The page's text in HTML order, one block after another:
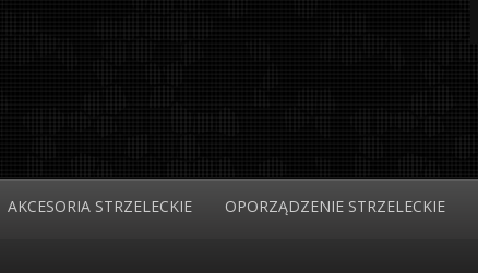
AKCESORIA STRZELECKIE OPORZĄDZENIE STRZELECKIE